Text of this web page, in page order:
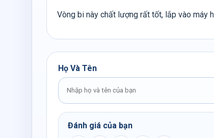
Vòng bi này chất lượng rất tốt, lắp vào máy
Họ Và Tên
Đánh giá của bạn